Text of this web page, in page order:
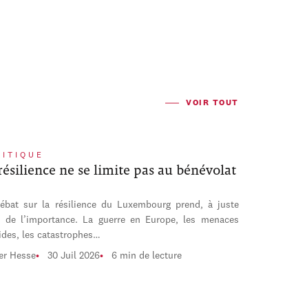
VOIR TOUT
ne se limite pas au bénévolat
sur la résilience du Luxembourg prend, à juste
de l’importance. La guerre en Europe, les menaces
les catastrophes…
Hesse 30 Juil 2026 6 min de lecture